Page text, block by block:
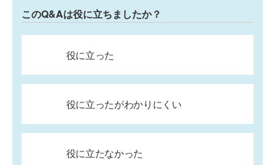
このQ&Aは役に立ちましたか？
役に立った
役に立ったがわかりにくい
役に立たなかった